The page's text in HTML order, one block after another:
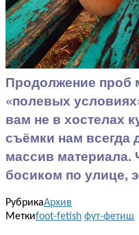
Продолжение проб
«полевых
вам не в хостелах
съёмки нам всегда
массив материала.
босиком по улице,
РубрикаАрхив
Меткиfoot-fetish фут-фетиш